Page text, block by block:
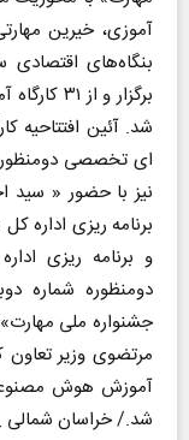
آموزی، خیرین
بنگاه‌های اقتصادی
برگزار
شد. آئین افتتاحیه
ای تخصصی دومنظوره
نیز با حضور « سید
برنامه ریزی اداره
و برنامه ریزی
دومنظوره شماره
جشنواره ملی
آموزش هوش
شد./ خراسان شمالی